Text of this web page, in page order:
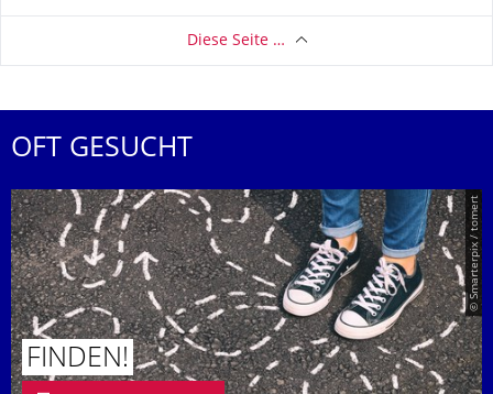
Diese Seite …
OFT GESUCHT
© Smarterpix / tomert
FINDEN!